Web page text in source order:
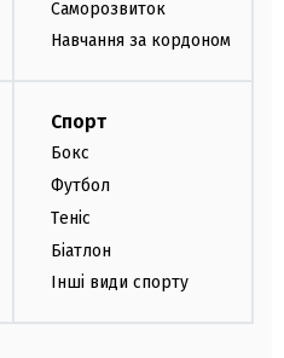
Саморозвиток
Навчання за кордоном
Спорт
Бокс
Футбол
Теніс
Біатлон
Інші види спорту